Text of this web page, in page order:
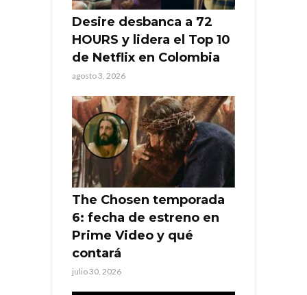
Desire desbanca a 72
HOURS y lidera el Top 10
de Netflix en Colombia
agosto 3, 2026
The Chosen temporada
6: fecha de estreno en
Prime Video y qué
contará
julio 30, 2026